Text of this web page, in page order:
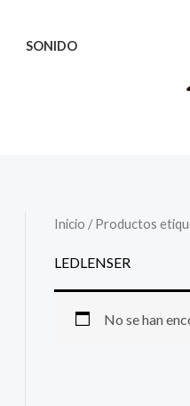
SONIDO
Inicio / Productos
LEDLENSER
No se han